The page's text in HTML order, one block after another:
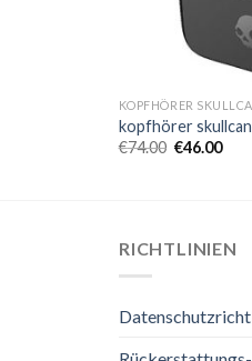
KOPFHÖRER
kopfhörer
€74.00 €46.00
RICHTLINIEN